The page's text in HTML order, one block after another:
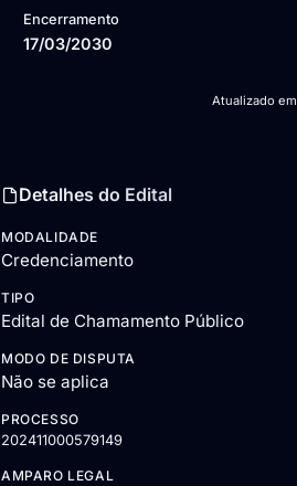
Encerramento
17/03/2030
Atualizado em
Detalhes do Edital
MODALIDADE
Credenciamento
TIPO
Edital de Chamamento Público
MODO DE DISPUTA
Não se aplica
PROCESSO
202411000579149
AMPARO LEGAL